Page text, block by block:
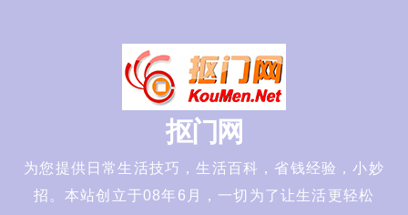
抠门网
为您提供日常生活技巧，生活百科，省钱经验，小妙
招。本站创立于08年6月，一切为了让生活更轻松